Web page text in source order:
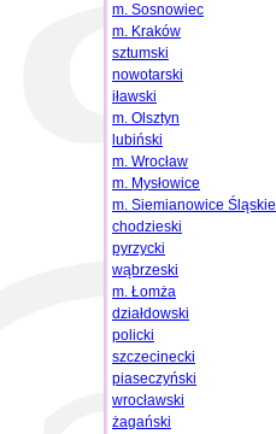
m. Sosnowiec
m. Kraków
sztumski
nowotarski
iławski
m. Olsztyn
lubiński
m. Wrocław
m. Mysłowice
m. Siemianowice Śląskie
chodzieski
pyrzycki
wąbrzeski
m. Łomża
działdowski
policki
szczecinecki
piaseczyński
wrocławski
żagański